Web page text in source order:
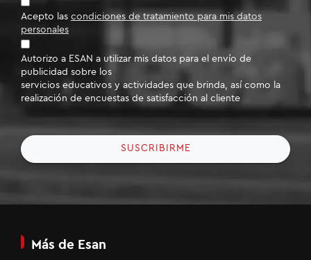
Acepto las condiciones de tratamiento para mis datos
personales
Autorizo a ESAN a utilizar mis datos para el envío de
publicidad sobre los
servicios educativos y actividades que brinda, así como la
realización de encuestas de satisfacción al cliente
SUSCRIBIRME
Más de Esan